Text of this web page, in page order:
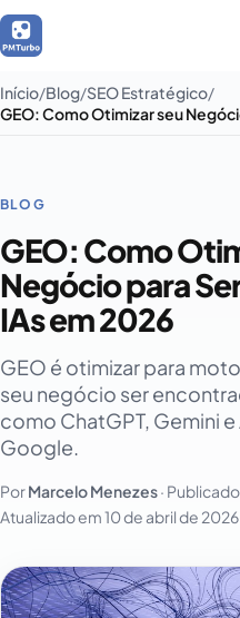
Início Blog SEO Estratégico
BLOG
GEO: Como
Negócio para
IAs em 2026
GEO é otimizar para
seu negócio ser
como ChatGPT, Gemini
Google.
PorMarcelo Menezes·
Atualizado em10 de abril de 2026